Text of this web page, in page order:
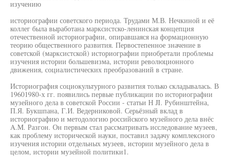
изучению
историографии советского периода. Трудами М.В. Нечкиной и её
коллег была выработана марксистско-ленинская концепция
отечественной историографии, опиравшаяся на формационную
теорию общественного развития. Первостепенное значение в
советской (марксистской) историографии приобретали проблемы
изучения истории большевизма, истории революционного
движения, социалистических преобразований в стране.
Историография социокультурного развития только складывалась. В
19601980-х гг. появились первые публикации по историографии
музейного дела в советской России - статьи Н JI. Рубинштейна,
П.Я. Букшпана, Г.И. Ведерниковой. Серьёзный вклад в
историографию и методологию российского музейного дела внёс
A.M. Разгон. Он первым стал рассматривать исследование музеев,
как проблему исторической науки, поставил задачу комплексного
изучения истории отдельных музеев, истории музейного дела в
целом, истории музейной политики1.